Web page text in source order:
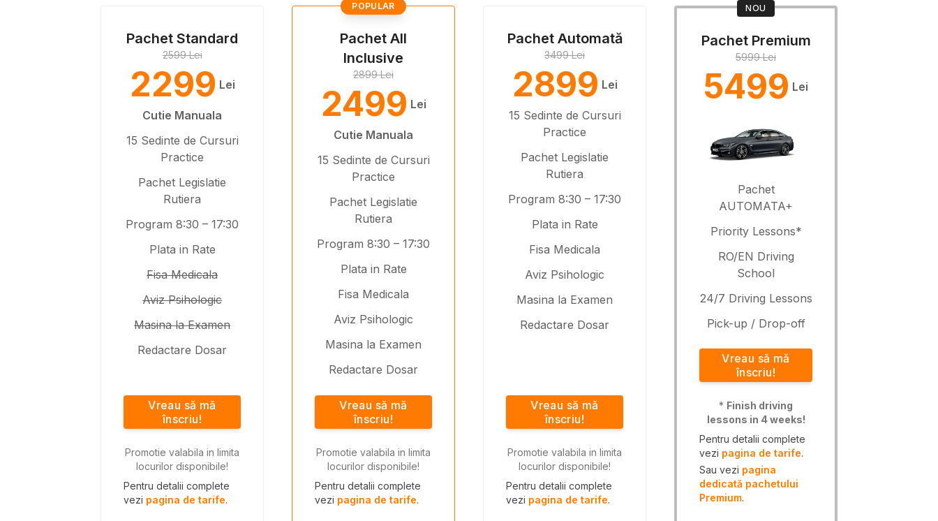
Pachet Standard
2599 Lei
2299 Lei
Cutie Manuala
15 Sedinte de Cursuri
Practice
Pachet Legislatie
Rutiera
Program 8:30 – 17:30
Plata in Rate
Fisa Medicala
Aviz Psihologic
Masina la Examen
Redactare Dosar
Vreau să mă
înscriu!
Promotie valabila in limita
locurilor disponibile!
Pentru detalii complete
vezi pagina de tarife.
POPULAR
Pachet All
Inclusive
2899 Lei
2499 Lei
Cutie Manuala
15 Sedinte de Cursuri
Practice
Pachet Legislatie
Rutiera
Program 8:30 – 17:30
Plata in Rate
Fisa Medicala
Aviz Psihologic
Masina la Examen
Redactare Dosar
Vreau să mă
înscriu!
Promotie valabila in limita
locurilor disponibile!
Pentru detalii complete
vezi pagina de tarife.
Pachet Automată
3499 Lei
2899 Lei
15 Sedinte de Cursuri
Practice
Pachet Legislatie
Rutiera
Program 8:30 – 17:30
Plata in Rate
Fisa Medicala
Aviz Psihologic
Masina la Examen
Redactare Dosar
Vreau să mă
înscriu!
Promotie valabila in limita
locurilor disponibile!
Pentru detalii complete
vezi pagina de tarife.
NOU
Pachet Premium
5999 Lei
5499 Lei
Pachet
AUTOMATA+
Priority Lessons*
RO/EN Driving
School
24/7 Driving Lessons
Pick-up / Drop-off
Vreau să mă
înscriu!
* Finish driving
lessons in 4 weeks!
Pentru detalii complete
vezi pagina de tarife.
Sau vezi pagina
dedicată pachetului
Premium.